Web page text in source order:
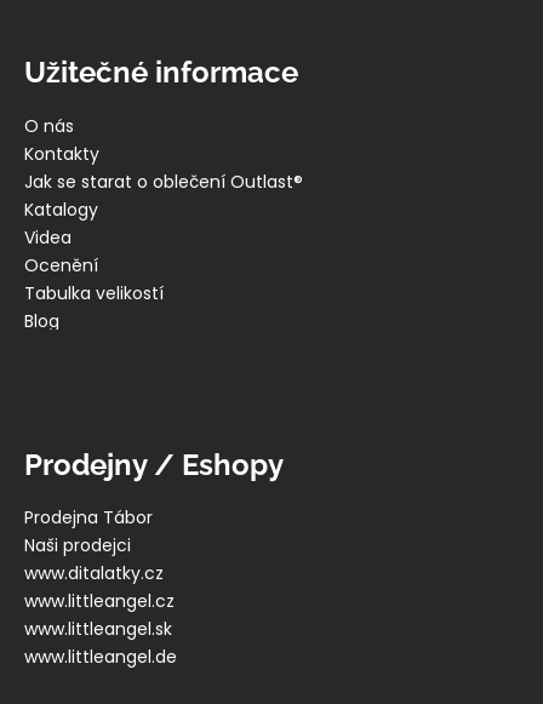
Užitečné informace
O nás
Kontakty
Jak se starat o oblečení Outlast®
Katalogy
Videa
Ocenění
Tabulka velikostí
Blog
Prodejny / Eshopy
Prodejna Tábor
Naši prodejci
www.ditalatky.cz
www.littleangel.cz
www.littleangel.sk
www.littleangel.de